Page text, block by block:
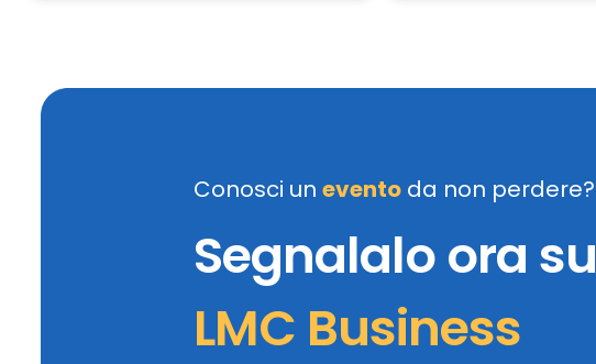
Conosci un evento da non perdere?
Segnalalo ora su
LMC Business